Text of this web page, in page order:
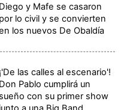
Diego y Mafe se casaron
por lo civil y se convierten
los nuevos De Obaldía
¡'De las calles al escenario'!
Don Pablo cumplirá un
sueño con su primer show